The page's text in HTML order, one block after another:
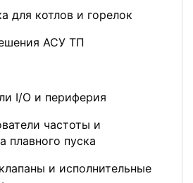
для котлов и горелок
АСУ ТП
I/O и периферия
частоты и
плавного пуска
и исполнительные